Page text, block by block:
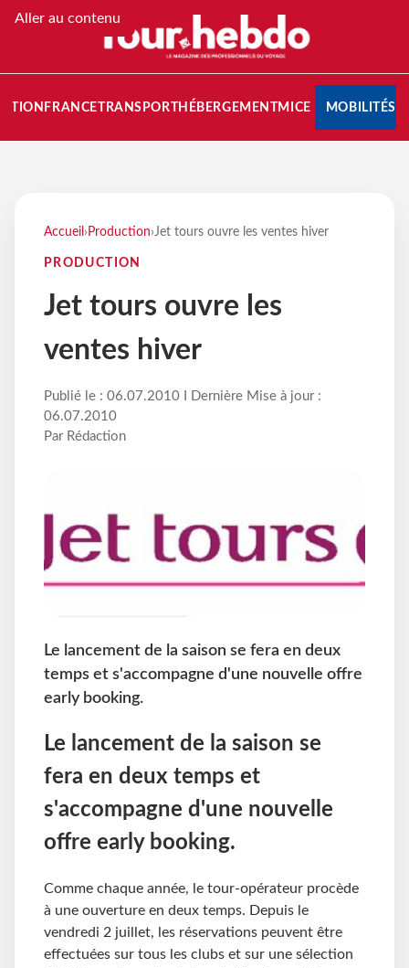
Aller au contenu
FRANCETRANSPORT HÉBERGEMENTMICE MOBILITÉS
Accueil › Production›Jet tours ouvre les ventes hiver
PRODUCTION
Jet tours ouvre les
ventes hiver
Publié le : 06.07.2010 I Dernière Mise à jour :
06.07.2010
Par Rédaction
Le lancement de la saison se fera en deux
temps et s'accompagne d'une nouvelle offre
early booking.
Le lancement de la saison se
fera en deux temps et
s'accompagne d'une nouvelle
offre early booking.
Comme chaque année, le tour-opérateur procède
à une ouverture en deux temps. Depuis le
vendredi 2 juillet, les réservations peuvent être
effectuées sur tous les clubs et sur une sélection